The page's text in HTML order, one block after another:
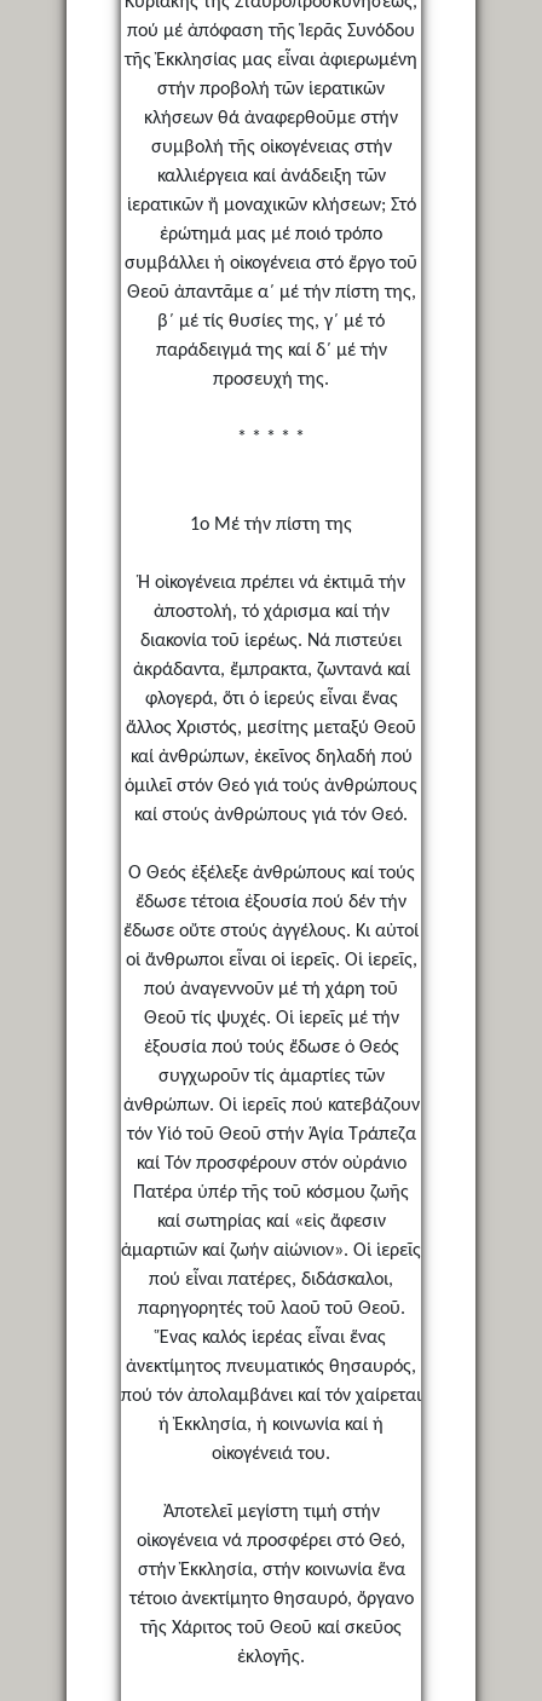
πού μέ ἀπόφαση τῆς Ἱερᾶς Συνόδου
τῆς Ἐκκλησίας μας εἶναι ἀφιερωμένη
στήν προβολή τῶν ἱερατικῶν
κλήσεων θά ἀναφερθοῦμε στήν
συμβολή τῆς οἰκογένειας στήν
καλλιέργεια καί ἀνάδειξη τῶν
ἱερατικῶν ἤ μοναχικῶν κλήσεων; Στό
ἐρώτημά μας μέ ποιό τρόπο
συμβάλλει ἡ οἰκογένεια στό ἔργο τοῦ
Θεοῦ ἀπαντᾶμε α΄ μέ τήν πίστη της,
β΄ μέ τίς θυσίες της, γ΄ μέ τό
παράδειγμά της καί δ΄ μέ τήν
προσευχή της.
* * * * *
1ο Μέ τήν πίστη της
Ἡ οἰκογένεια πρέπει νά ἐκτιμᾶ τήν
ἀποστολή, τό χάρισμα καί τήν
διακονία τοῦ ἱερέως. Νά πιστεύει
ἀκράδαντα, ἔμπρακτα, ζωντανά καί
φλογερά, ὅτι ὁ ἱερεύς εἶναι ἕνας
ἄλλος Χριστός, μεσίτης μεταξύ Θεοῦ
καί ἀνθρώπων, ἐκεῖνος δηλαδή πού
ὁμιλεῖ στόν Θεό γιά τούς ἀνθρώπους
καί στούς ἀνθρώπους γιά τόν Θεό.
Ὁ Θεός ἐξέλεξε ἀνθρώπους καί τούς
ἔδωσε τέτοια ἐξουσία πού δέν τήν
ἔδωσε οὔτε στούς ἀγγέλους. Κι αὐτοί
οἱ ἄνθρωποι εἶναι οἱ ἱερεῖς. Οἱ ἱερεῖς,
πού ἀναγεννοῦν μέ τή χάρη τοῦ
Θεοῦ τίς ψυχές. Οἱ ἱερεῖς μέ τήν
ἐξουσία πού τούς ἔδωσε ὁ Θεός
συγχωροῦν τίς ἁμαρτίες τῶν
ἀνθρώπων. Οἱ ἱερεῖς πού κατεβάζουν
τόν Υἱό τοῦ Θεοῦ στήν Ἁγία Τράπεζα
καί Τόν προσφέρουν στόν οὐράνιο
Πατέρα ὑπέρ τῆς τοῦ κόσμου ζωῆς
καί σωτηρίας καί «εἰς ἄφεσιν
ἁμαρτιῶν καί ζωήν αἰώνιον». Οἱ ἱερεῖς
πού εἶναι πατέρες, διδάσκαλοι,
παρηγορητές τοῦ λαοῦ τοῦ Θεοῦ.
Ἕνας καλός ἱερέας εἶναι ἕνας
ἀνεκτίμητος πνευματικός θησαυρός,
πού τόν ἀπολαμβάνει καί τόν χαίρεται
ἡ Ἐκκλησία, ἡ κοινωνία καί ἡ
οἰκογένειά του.
Ἀποτελεῖ μεγίστη τιμή στήν
οἰκογένεια νά προσφέρει στό Θεό,
στήν Ἐκκλησία, στήν κοινωνία ἕνα
τέτοιο ἀνεκτίμητο θησαυρό, ὄργανο
τῆς Χάριτος τοῦ Θεοῦ καί σκεῦος
ἐκλογῆς.